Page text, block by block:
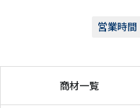
営業時間
商材一覧